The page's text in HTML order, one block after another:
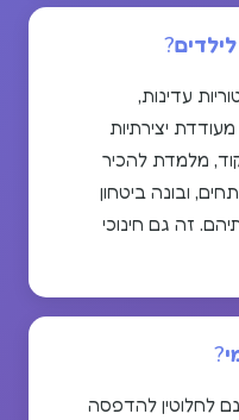
עדינות,
יצירתיות
מלמדת להכיר
ובונה ביטחון
זה גם חינוכי
לחלוטין להדפסה